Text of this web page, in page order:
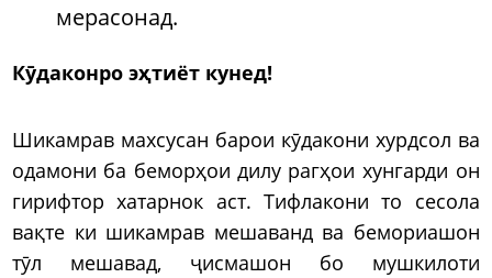
мерасонад.
Кӯдаконро эҳтиёт кунед!
Шикамрав махсусан барои кӯдакони хурдсол ва
одамони ба беморҳои дилу рагҳои хунгарди он
гирифтор хатарнок аст. Тифлакони то сесола
вақте ки шикамрав мешаванд ва бемориашон
тӯл мешавад, ҷисмашон бо мушкилоти